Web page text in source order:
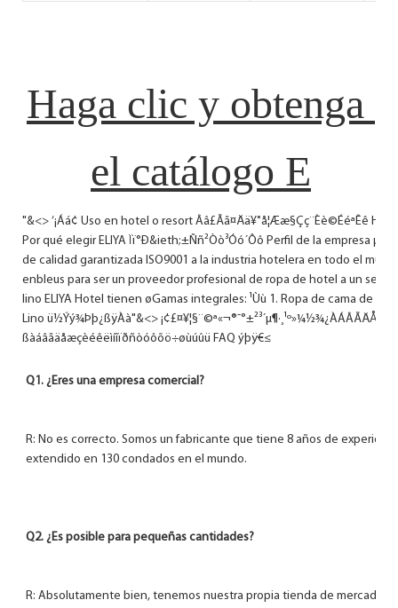
Haga clic y obtenga
"&<> ’¡Áá¢ Uso en hotel o resort Ââ£Ãã¤Ää¥˚å¦Ææ§Çç¨Èè©ÉéªÊê
Por qué elegir ELIYA Ïï°Ð&ieth;±Ññ²Òò³Óó´Ôô Perfil de la empresa
de calidad garantizada ISO9001 a la industria hotelera en todo el
enbleus para ser un proveedor profesional de ropa de hotel a un
lino ELIYA Hotel tienen øGamas integrales: ¹Ùù 1. Ropa de cama de
Lino ü½Ýý¾Þþ¿ßÿÀà"&<>
ßàáâãäåæçèéêëìíîïðñòóôõö÷øùúûü FAQ ýþÿ€≤
R: No es correcto. Somos un fabricante que tiene 8 años de
R: Absolutamente bien, tenemos nuestra propia tienda de mercado